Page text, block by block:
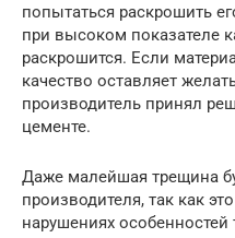
попытаться раскрошить
при высоком показателе
раскрошится. Если
качество оставляет
производитель принял
цементе.
Даже малейшая трещина
производителя, так как
нарушениях особенностей